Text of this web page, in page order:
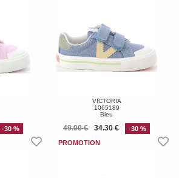
-30 %
VICTORIA
1065189
Bleu
49.00 € 34.30 € -30 %